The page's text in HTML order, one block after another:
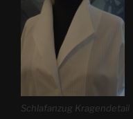
Schlafanzug Kragendetail